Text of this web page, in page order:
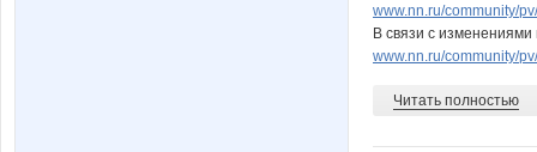
www.nn.ru/community/
В связи с
www.nn.ru/community/
Читать полностью